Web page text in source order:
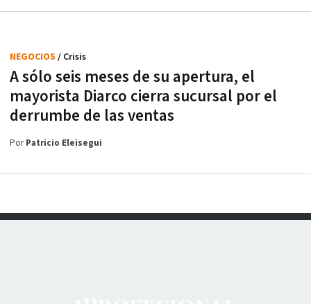
A sólo seis meses de su apertura, el
mayorista Diarco cierra sucursal por el
derrumbe de las ventas
NEGOCIOS / Crisis
PorPatricio Eleisegui